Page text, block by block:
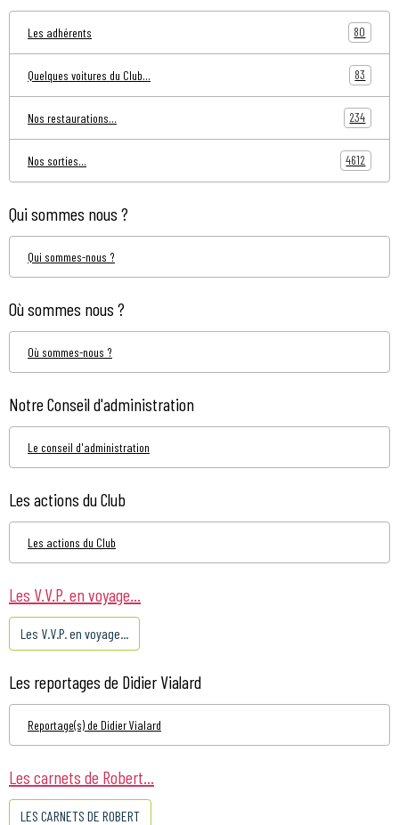
Les adhérents 80
Quelques voitures du Club... 83
Nos restaurations... 234
Nos sorties... 4612
Qui sommes nous ?
Qui sommes-nous ?
Où sommes nous ?
Où sommes-nous ?
Notre Conseil d'administration
Le conseil d'administration
Les actions du Club
Les actions du Club
Les V.V.P. en voyage...
Les V.V.P. en voyage...
Les reportages de Didier Vialard
Reportage(s) de Didier Vialard
Les carnets de Robert...
LES CARNETS DE ROBERT